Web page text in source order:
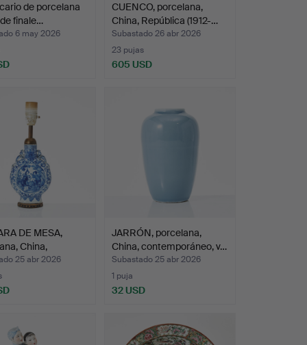
de porcelana
finale…
6 may 2026
CUENCO, porcelana,
China, República (1912-…
Subastado 26 abr 2026
23 pujas
605 USD
DE MESA,
China,
25 abr 2026
JARRÓN, porcelana,
China, contemporáneo, v…
Subastado 25 abr 2026
1 puja
32 USD